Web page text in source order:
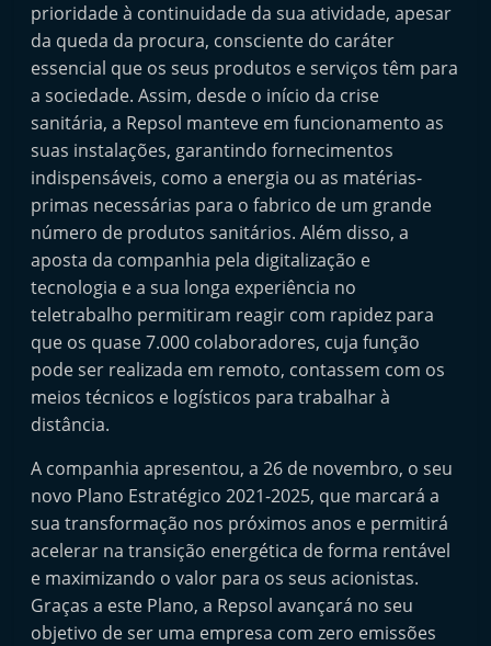
e
r
m
a
r
k
e
t
A
u
t
o
m
ó
e
l
e
m
P
o
prioridade à continuidade da sua atividade, apesar
da queda da procura, consciente do caráter
essencial que os seus produtos e serviços têm para
a sociedade. Assim, desde o início da crise
sanitária, a Repsol manteve em funcionamento as
suas instalações, garantindo fornecimentos
indispensáveis, como a energia ou as matérias-
primas necessárias para o fabrico de um grande
número de produtos sanitários. Além disso, a
aposta da companhia pela digitalização e
tecnologia e a sua longa experiência no
teletrabalho permitiram reagir com rapidez para
que os quase 7.000 colaboradores, cuja função
pode ser realizada em remoto, contassem com os
meios técnicos e logísticos para trabalhar à
distância.
A companhia apresentou, a 26 de novembro, o seu
novo Plano Estratégico 2021-2025, que marcará a
sua transformação nos próximos anos e permitirá
acelerar na transição energética de forma rentável
e maximizando o valor para os seus acionistas.
Graças a este Plano, a Repsol avançará no seu
objetivo de ser uma empresa com zero emissões